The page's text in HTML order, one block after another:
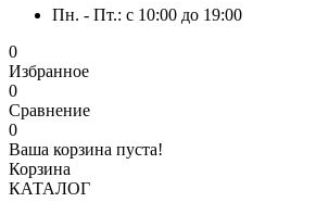
Пн. - Пт.: c 10:00 до 19:00
0
Избранное
0
Сравнение
0
Ваша корзина пуста!
Корзина
КАТАЛОГ